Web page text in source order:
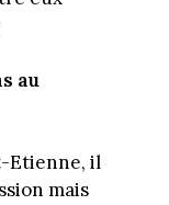
au
Etienne, il
mais